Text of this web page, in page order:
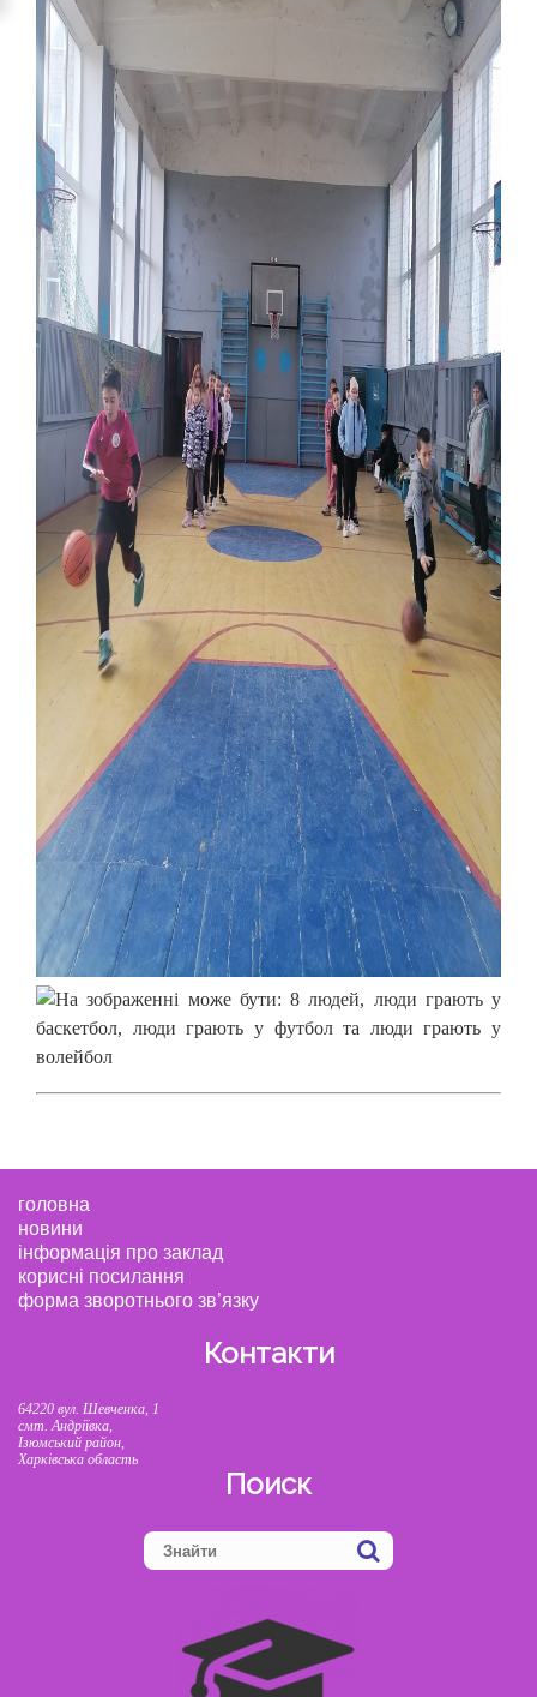
головна
новини
інформація про заклад
корисні посилання
форма зворотнього зв’язку
Контакти
64220 вул. Шевченка, 1
смт. Андріївка,
Ізюмський район,
Харківська область
Поиск